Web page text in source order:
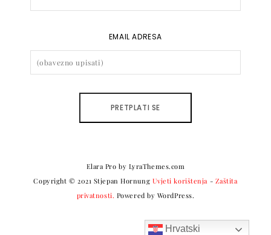
EMAIL ADRESA
Elara Pro by LyraThemes.com
Copyright © 2021 Stjepan Hornung Uvjeti korištenja - Zaštita
privatnosti. Powered by WordPress.
Hrvatski